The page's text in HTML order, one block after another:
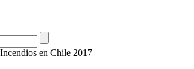
en Chile 2017